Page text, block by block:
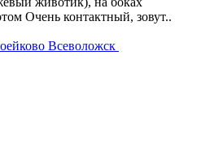
Очень контактный, зовут..
Всеволожск